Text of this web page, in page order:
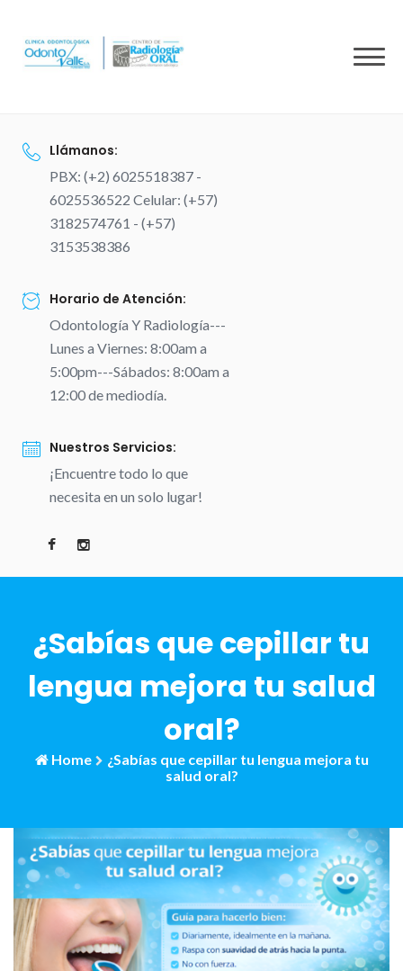
content
Llámanos:
PBX: (+2) 6025518387 -
6025536522 Celular: (+57)
3182574761 - (+57)
3153538386
Horario de Atención:
Odontología Y Radiología---
Lunes a Viernes: 8:00am a
5:00pm---Sábados: 8:00am a
12:00 de mediodía.
Nuestros Servicios:
¡Encuentre todo lo que
necesita en un solo lugar!
¿Sabías que cepillar tu
lengua mejora tu salud
oral?
Home
¿Sabías que cepillar tu lengua mejora tu
salud oral?